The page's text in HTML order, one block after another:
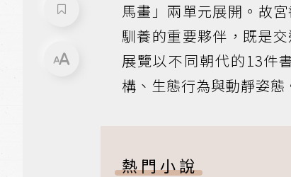
馬畫」兩單元展開。故
馴養的重要夥伴，既是
展覽以不同朝代的13件
構、生態行為與動靜姿態
熱門小說